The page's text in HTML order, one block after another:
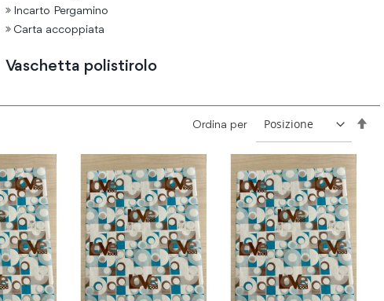
Incarto Pergamino
Carta accoppiata
Vaschetta polistirolo
Ordina per